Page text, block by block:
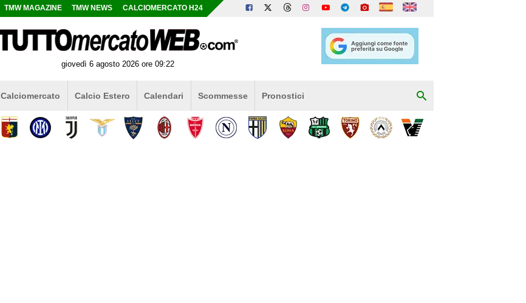
TMW MAGAZINE TMW NEWS CALCIOMERCATO H24
giovedì 6 agosto 2026 ore 09:22
Calciomercato Calcio Estero Calendari Scommesse Pronostici